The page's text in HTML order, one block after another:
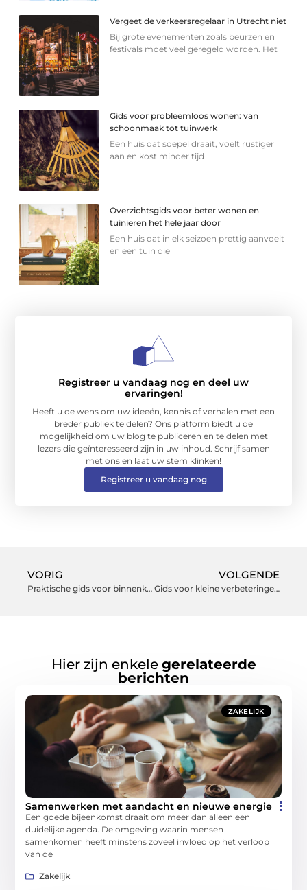
Vergeet de verkeersregelaar in Utrecht niet
Bij grote evenementen zoals beurzen en
festivals moet veel geregeld worden. Het
Gids voor probleemloos wonen: van
schoonmaak tot tuinwerk
Een huis dat soepel draait, voelt rustiger
aan en kost minder tijd
Overzichtsgids voor beter wonen en
tuinieren het hele jaar door
Een huis dat in elk seizoen prettig aanvoelt
en een tuin die
Registreer u vandaag nog en deel uw
ervaringen!
Heeft u de wens om uw ideeën, kennis of verhalen met een
breder publiek te delen? Ons platform biedt u de
mogelijkheid om uw blog te publiceren en te delen met
lezers die geïnteresseerd zijn in uw inhoud. Schrijf samen
met ons en laat uw stem klinken!
Registreer u vandaag nog
VORIG
Praktische gids voor binnenklimaat en buitenruimte
VOLGENDE
Gids voor kleine verbeteringen in huis en tuin
Hier zijn enkele gerelateerde
berichten
ZAKELIJK
Samenwerken met aandacht en nieuwe energie
Een goede bijeenkomst draait om meer dan alleen een
duidelijke agenda. De omgeving waarin mensen
samenkomen heeft minstens zoveel invloed op het verloop
van de
Zakelijk